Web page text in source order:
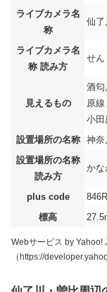
ライブカメラ名
称
仙了
ライブカメラ名
称 読み方
せん
見えるもの
酒匂
原
小田
設置場所の名称
神奈
設置場所の名称
読み方
か
plus code
標高
Webサービス by Yahoo!
（https://